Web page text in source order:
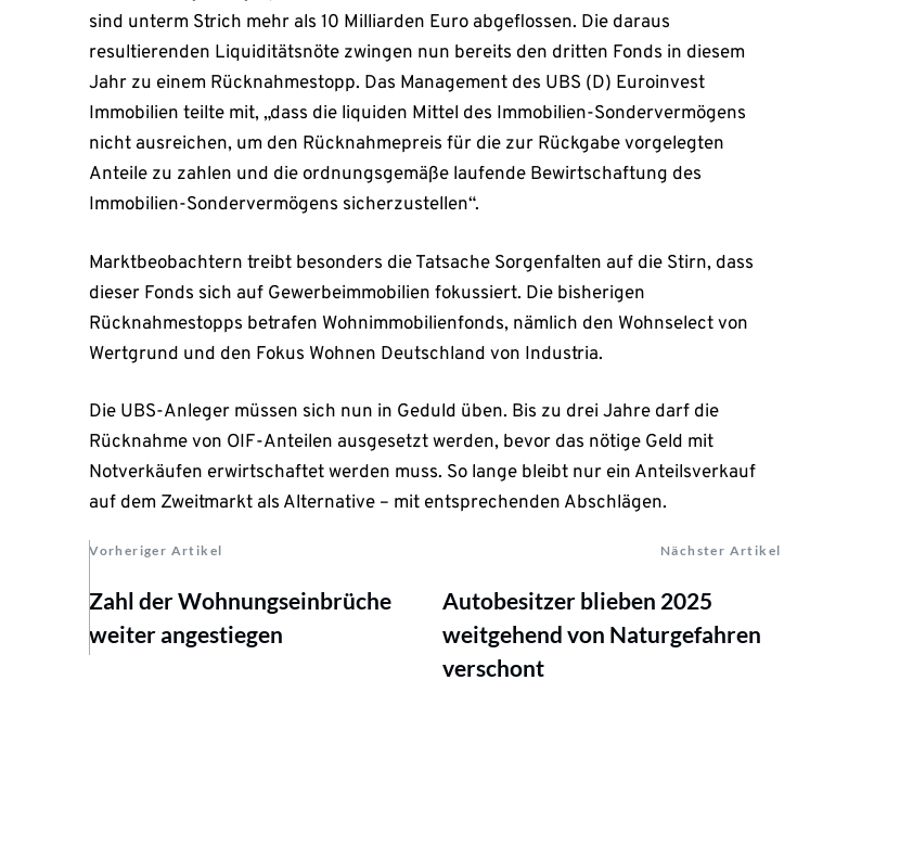
sind unterm Strich mehr als 10 Milliarden Euro abgeflossen. Die daraus
resultierenden Liquiditätsnöte zwingen nun bereits den dritten Fonds in diesem
Jahr zu einem Rücknahmestopp. Das Management des UBS (D) Euroinvest
Immobilien teilte mit, „dass die liquiden Mittel des Immobilien-Sondervermögens
nicht ausreichen, um den Rücknahmepreis für die zur Rückgabe vorgelegten
Anteile zu zahlen und die ordnungsgemäße laufende Bewirtschaftung des
Immobilien-Sondervermögens sicherzustellen“.
Marktbeobachtern treibt besonders die Tatsache Sorgenfalten auf die Stirn, dass
dieser Fonds sich auf Gewerbeimmobilien fokussiert. Die bisherigen
Rücknahmestopps betrafen Wohnimmobilienfonds, nämlich den Wohnselect von
Wertgrund und den Fokus Wohnen Deutschland von Industria.
Die UBS-Anleger müssen sich nun in Geduld üben. Bis zu drei Jahre darf die
Rücknahme von OIF-Anteilen ausgesetzt werden, bevor das nötige Geld mit
Notverkäufen erwirtschaftet werden muss. So lange bleibt nur ein Anteilsverkauf
auf dem Zweitmarkt als Alternative – mit entsprechenden Abschlägen.
Vorheriger Artikel Nächster Artikel
Zahl der Wohnungseinbrüche
weiter angestiegen
Autobesitzer blieben 2025
weitgehend von Naturgefahren
verschont